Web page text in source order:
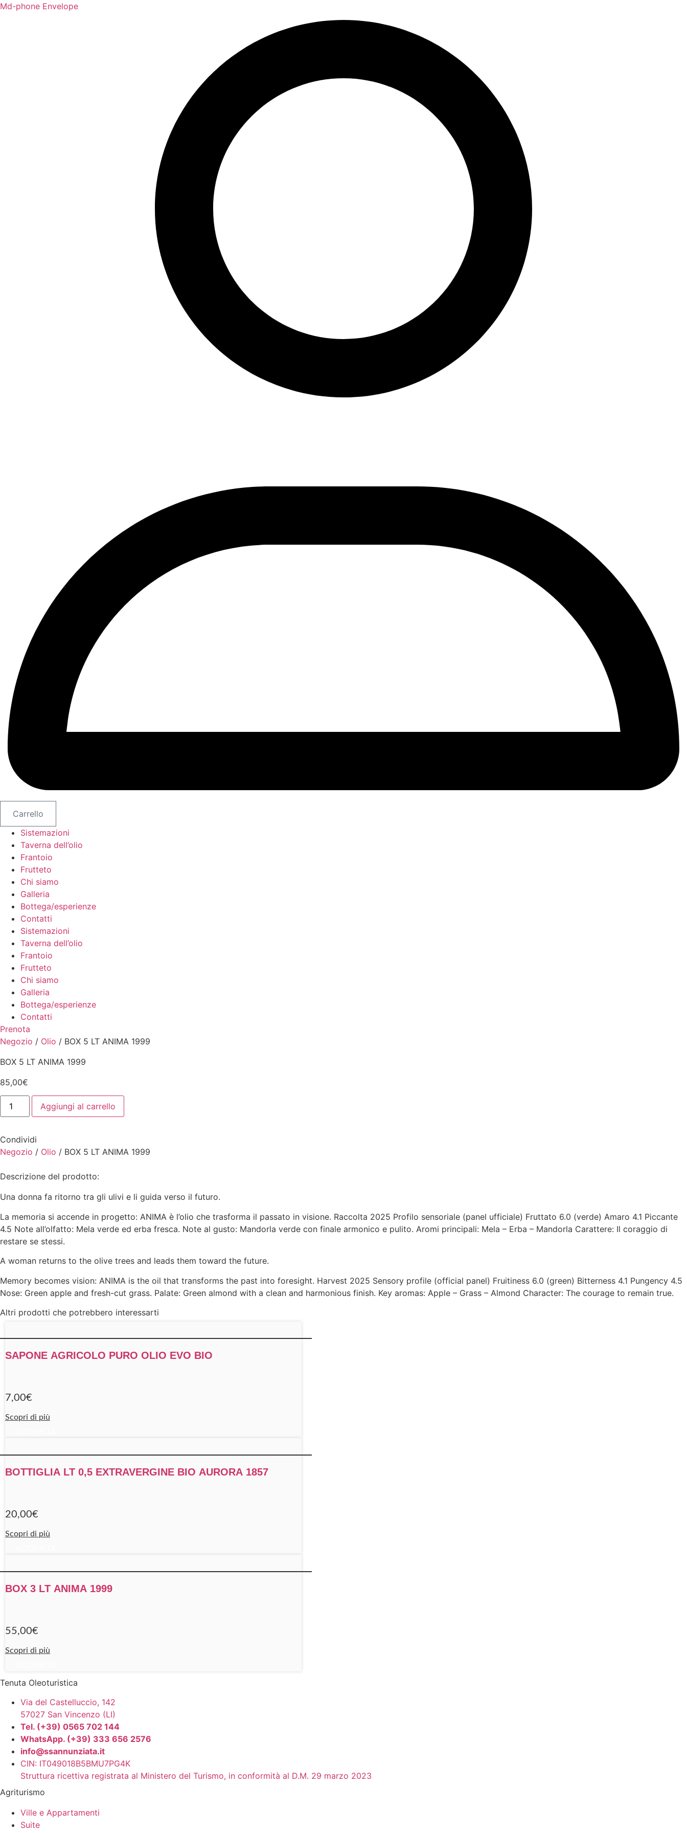
Vai
Md-phone Envelope
Carrello
Sistemazioni
Taverna dell’olio
Frantoio
Frutteto
Chi siamo
Galleria
Bottega/esperienze
Contatti
Sistemazioni
Taverna dell’olio
Frantoio
Frutteto
Chi siamo
Galleria
Bottega/esperienze
Contatti
Prenota
Negozio / Olio / BOX 5 LT ANIMA 1999
BOX 5 LT ANIMA 1999
85,00€
Bottiglia
0,5
AURORA
1857
quantità
Aggiungi al carrello
Condividi
Negozio / Olio / BOX 5 LT ANIMA 1999
Descrizione del prodotto:
Una donna fa ritorno tra gli ulivi e li guida verso il futuro.
La memoria si accende in progetto: ANIMA è l’olio che trasforma il passato in visione. Raccolta 2025 Profilo sensoriale (panel ufficiale) Fruttato 6.0 (verde) Amaro 4.1 Piccante
4.5 Note all’olfatto: Mela verde ed erba fresca. Note al gusto: Mandorla verde con finale armonico e pulito. Aromi principali: Mela – Erba – Mandorla Carattere: Il coraggio di
restare se stessi.
A woman returns to the olive trees and leads them toward the future.
Memory becomes vision: ANIMA is the oil that transforms the past into foresight. Harvest 2025 Sensory profile (official panel) Fruitiness 6.0 (green) Bitterness 4.1 Pungency 4.5
Nose: Green apple and fresh-cut grass. Palate: Green almond with a clean and harmonious finish. Key aromas: Apple – Grass – Almond Character: The courage to remain true.
Altri prodotti che potrebbero interessarti
SAPONE AGRICOLO PURO OLIO EVO BIO
7,00€
Scopri di più
BOTTIGLIA LT 0,5 EXTRAVERGINE BIO AURORA 1857
20,00€
Scopri di più
BOX 3 LT ANIMA 1999
55,00€
Scopri di più
Tenuta Oleoturistica
Via del Castelluccio, 142
57027 San Vincenzo (LI)
Tel. (+39) 0565 702 144
WhatsApp. (+39) 333 656 2576
info@ssannunziata.it
CIN: IT049018B5BMU7PG4K
Struttura ricettiva registrata al Ministero del Turismo, in conformità al D.M. 29 marzo 2023
Agriturismo
Ville e Appartamenti
Suite